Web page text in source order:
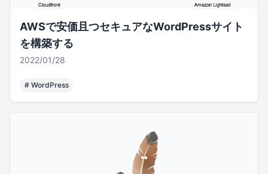
AWSで安価且つセキュアなWordPressサイト
を構築する
2022/01/28
# WordPress